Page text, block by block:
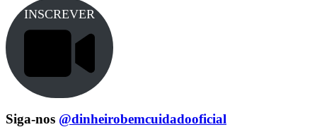
INSCREVER
Siga-nos @dinheirobemcuidadooficial